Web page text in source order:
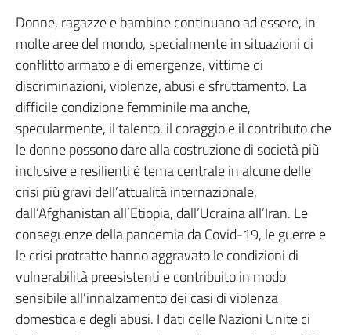
Donne, ragazze e bambine continuano ad essere, in
molte aree del mondo, specialmente in situazioni di
conflitto armato e di emergenze, vittime di
discriminazioni, violenze, abusi e sfruttamento. La
difficile condizione femminile ma anche,
specularmente, il talento, il coraggio e il contributo che
le donne possono dare alla costruzione di società più
inclusive e resilienti è tema centrale in alcune delle
crisi più gravi dell’attualità internazionale,
dall’Afghanistan all’Etiopia, dall’Ucraina all’Iran. Le
conseguenze della pandemia da Covid-19, le guerre e
le crisi protratte hanno aggravato le condizioni di
vulnerabilità preesistenti e contribuito in modo
sensibile all’innalzamento dei casi di violenza
domestica e degli abusi. I dati delle Nazioni Unite ci